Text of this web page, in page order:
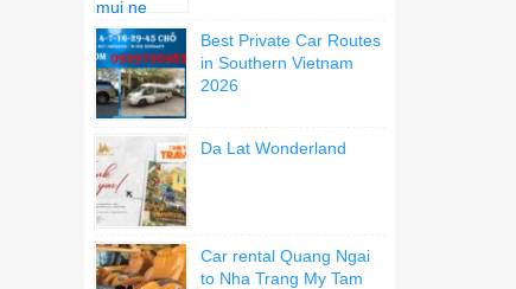
Best Private Car Routes
in Southern Vietnam
2026
Da Lat Wonderland
Car rental Quang Ngai
to Nha Trang My Tam